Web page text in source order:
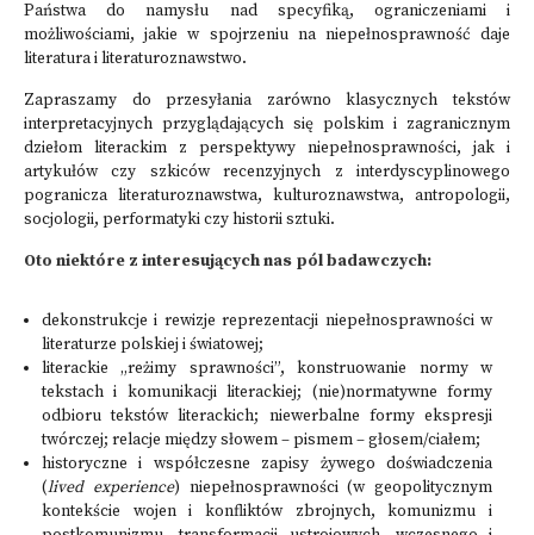
Państwa do namysłu nad specyfiką, ograniczeniami i
możliwościami, jakie w spojrzeniu na niepełnosprawność daje
literatura i literaturoznawstwo.
Zapraszamy do przesyłania zarówno klasycznych tekstów
interpretacyjnych przyglądających się polskim i zagranicznym
dziełom literackim z perspektywy niepełnosprawności, jak i
artykułów czy szkiców recenzyjnych z interdyscyplinowego
pogranicza literaturoznawstwa, kulturoznawstwa, antropologii,
socjologii, performatyki czy historii sztuki.
Oto niektóre z interesujących nas pól badawczych:
dekonstrukcje i rewizje reprezentacji niepełnosprawności w
literaturze polskiej i światowej;
literackie „reżimy sprawności”, konstruowanie normy w
tekstach i komunikacji literackiej; (nie)normatywne formy
odbioru tekstów literackich; niewerbalne formy ekspresji
twórczej; relacje między słowem – pismem – głosem/ciałem;
historyczne i współczesne zapisy żywego doświadczenia
(lived experience) niepełnosprawności (w geopolitycznym
kontekście wojen i konfliktów zbrojnych, komunizmu i